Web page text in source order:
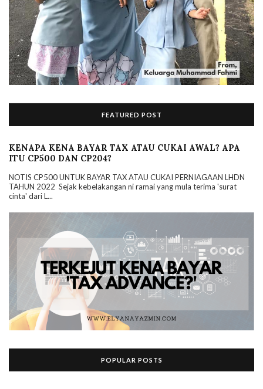
FEATURED POST
KENAPA KENA BAYAR TAX ATAU CUKAI AWAL? APA
ITU CP500 DAN CP204?
NOTIS CP500 UNTUK BAYAR TAX ATAU CUKAI PERNIAGAAN LHDN
TAHUN 2022 Sejak kebelakangan ni ramai yang mula terima 'surat
cinta' dari L...
POPULAR POSTS